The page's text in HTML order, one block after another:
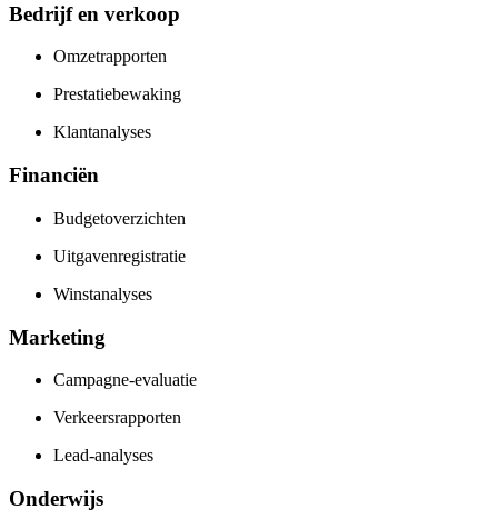
Bedrijf en verkoop
Omzetrapporten
Prestatiebewaking
Klantanalyses
Financiën
Budgetoverzichten
Uitgavenregistratie
Winstanalyses
Marketing
Campagne-evaluatie
Verkeersrapporten
Lead-analyses
Onderwijs